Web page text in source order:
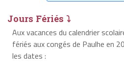
Jours Fériés ⤵
Aux vacances du calendrier
fériés aux congés de Paulhe en
les dates :